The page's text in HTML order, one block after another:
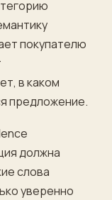
покупателю
в каком
предложение.
должна
слова
уверенно